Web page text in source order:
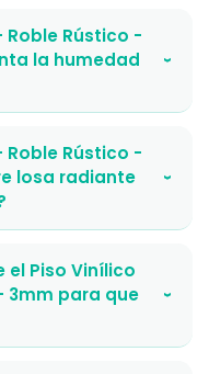
Roble Rústico -
la humedad
›
Roble Rústico -
losa radiante
›
el Piso Vinílico
3mm para que
›